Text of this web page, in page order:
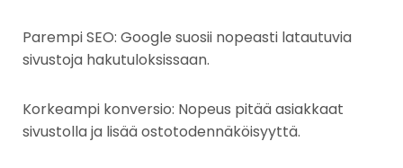
Parempi SEO: Google suosii nopeasti latautuvia
sivustoja hakutuloksissaan.
Korkeampi konversio: Nopeus pitää asiakkaat
sivustolla ja lisää ostotodennäköisyyttä.